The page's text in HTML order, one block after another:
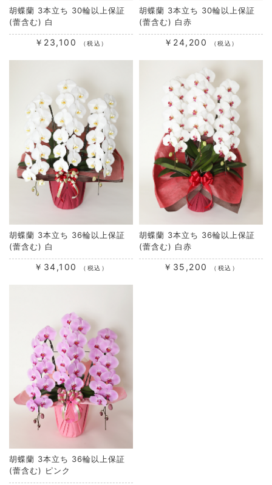
義母の喜寿のお祝いに子供達が贈りました。とても豪華な胡
蝶蘭で喜んでいました。ありがとうございました。
2021/02/10
★★★★★5
商品購入後の連絡や発送日の連絡等の対応がとても良かった
です。今回は会社での取引先の竣工祝に商品を購入した為実
物は見てませんが、
実際の商品の写真を確認サービスを観て素晴らし胡蝶蘭でし
たので大満足しています。今度は友人の誕生日祝いでも利用
したいと思ってます。
2021/02/10
胡蝶蘭 3本立ち 30輪以上保証
(蕾含む) 白
￥23,100 （税込）
胡蝶蘭 3本立ち 30輪以上保証
(蕾含む) 白赤
￥24,200 （税込）
胡蝶蘭 3本立ち 36輪以上保証
(蕾含む) 白
￥34,100 （税込）
胡蝶蘭 3本立ち 36輪以上保証
(蕾含む) 白赤
￥35,200 （税込）
胡蝶蘭 3本立ち 36輪以上保証
(蕾含む) ピンク